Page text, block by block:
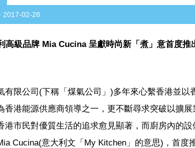
2017-02-28
高級品牌 Mia Cucina 呈獻時尚新「煮」意首度
有限公司(下稱「煤氣公司」)多年來心繫香港並
香港能源供應商領導之一，更不斷尋求突破以擴
港市民對優質生活的追求愈見顯著，而廚房內的
Cucina(意大利文「My Kitchen」的意思)，首